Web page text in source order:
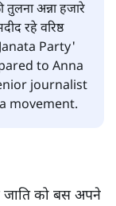
तुलना अन्ना हजारे
रहे वरिष्ठ
Party'
to Anna
journalist
movement.
जाति को बस अपने